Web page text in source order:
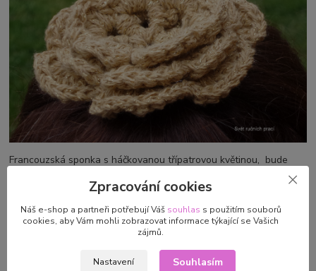
Francouzská sponka s háčkovanou třípatrovou květinou, bude
Zlato ve vlasech - spona
Francouzská sponka s háčkovanou třípatrovou květinou, bude
slušet všem dlouhovláskám a nádherně rozzáří jejich účes .
Zpracování cookies
Náš e-shop a partneři potřebují Váš souhlas s použitím souborů
cookies, aby Vám mohli zobrazovat informace týkající se Vašich
zájmů.
Nastavení Souhlasím